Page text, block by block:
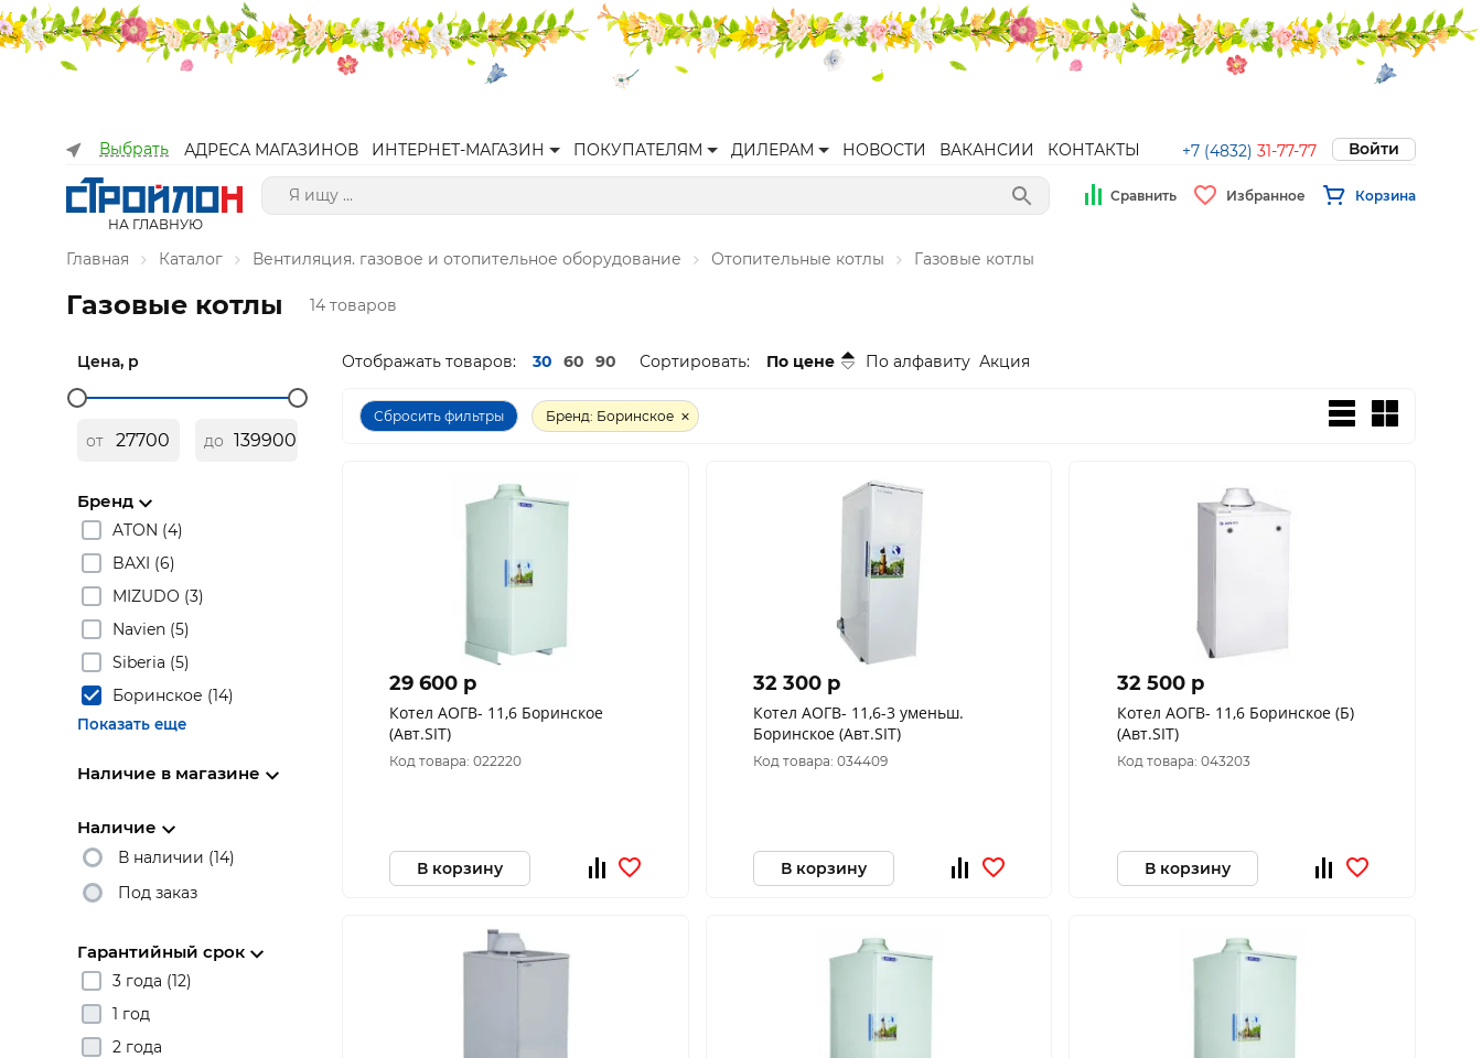
Выбрать АДРЕСА МАГАЗИНОВ ИНТЕРНЕТ-МАГАЗИН ПОКУПАТЕЛЯМ ДИЛЕРАМ НОВОСТИ ВАКАНСИИ КОНТАКТЫ +7 (4832) 31-77-77 Войти
НА ГЛАВНУЮ
Сравнить Избранное Корзина
Главная Каталог Вентиляция. газовое и отопительное оборудование Отопительные котлы Газовые котлы
Газовые котлы 14 товаров
Цена, р
от до
Бренд
ATON (4)
BAXI (6)
MIZUDO (3)
Navien (5)
Siberia (5)
Боринское (14)
Показать еще
Наличие в магазине
Наличие
В наличии (14)
Под заказ
Гарантийный срок
3 года (12)
1 год
2 года
Отображать товаров: 30 60 90 Сортировать: По цене По алфавиту Акция
Сбросить фильтры Бренд: Боринское
29 600 p
Котел АОГВ- 11,6 Боринское
(Авт.SIT)
Код товара: 022220
В корзину
32 300 p
Котел АОГВ- 11,6-3 уменьш.
Боринское (Авт.SIT)
Код товара: 034409
В корзину
32 500 p
Котел АОГВ- 11,6 Боринское (Б)
(Авт.SIT)
Код товара: 043203
В корзину